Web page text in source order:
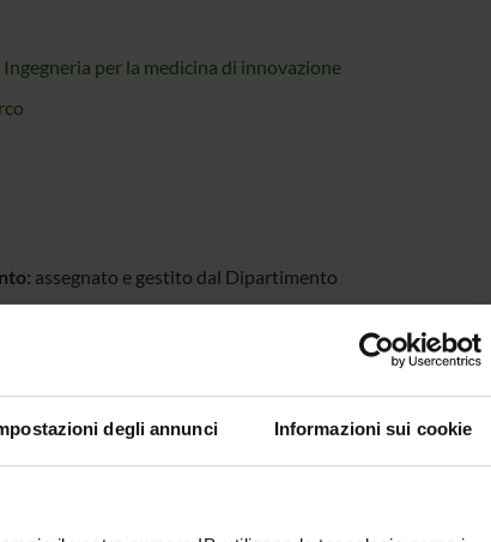
degli annunci Informazioni sui cookie
Ingegneria per la medicina di innovazione
assegnato e gestito dal Dipartimento